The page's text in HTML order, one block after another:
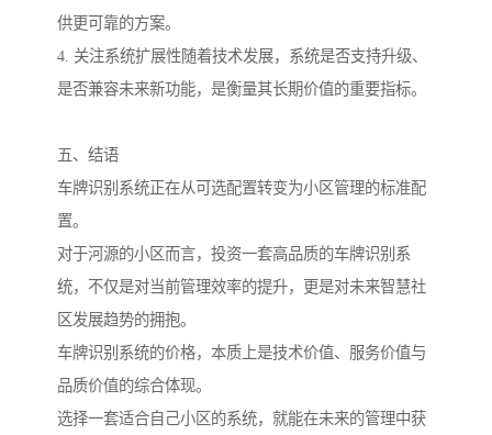
供更可靠的方案。
4. 关注系统扩展性随着技术发展，系统是否支持升级、
是否兼容未来新功能，是衡量其长期价值的重要指标。
五、结语
车牌识别系统正在从可选配置转变为小区管理的标准配
置。
对于河源的小区而言，投资一套高品质的车牌识别系
统，不仅是对当前管理效率的提升，更是对未来智慧社
区发展趋势的拥抱。
车牌识别系统的价格，本质上是技术价值、服务价值与
品质价值的综合体现。
选择一套适合自己小区的系统，就能在未来的管理中获